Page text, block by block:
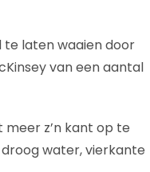
te laten waaien door
van een aantal
z’n kant op te
water, vierkante